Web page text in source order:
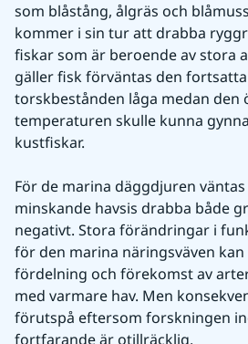
som blåstång, ålgräs och
kommer i sin tur att drabba
fiskar som är beroende av stora
gäller fisk förväntas den
torskbestånden låga medan den
temperaturen skulle kunna
kustfiskar.
För de marina däggdjuren
minskande havsis drabba både
negativt. Stora förändringar i
för den marina näringsväven
fördelning och förekomst av
med varmare hav. Men
förutspå eftersom forskningen
fortfarande är otillräcklig.